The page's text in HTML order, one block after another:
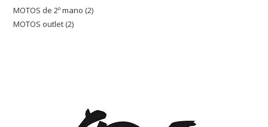
MOTOS de 2º mano 22
MOTOS outlet 22